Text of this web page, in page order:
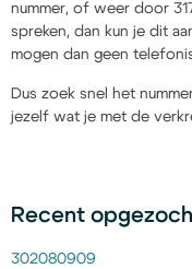
nummer, of weer door
spreken, dan kun je dit
mogen dan geen
Dus zoek snel het
jezelf wat je met de
Recent
302080909